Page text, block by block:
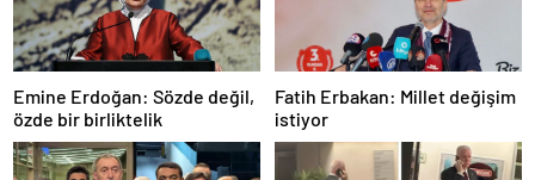
Emine Erdoğan: Sözde değil,
özde bir birliktelik
Fatih Erbakan: Millet değişim
istiyor